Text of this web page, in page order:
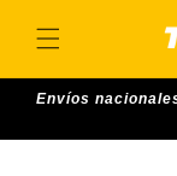
content
Envíos